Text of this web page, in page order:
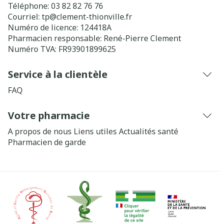
Téléphone: 03 82 82 76 76
Courriel: tp@clement-thionville.fr
Numéro de licence: 124418A
Pharmacien responsable: René-Pierre Clement
Numéro TVA: FR93901899625
Service à la clientèle
FAQ
Votre pharmacie
A propos de nous Liens utiles Actualités santé
Pharmacien de garde